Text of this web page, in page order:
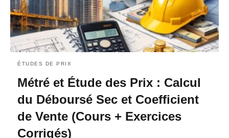
ÉTUDES DE PRIX
Métré et Étude des Prix : Calcul
du Déboursé Sec et Coefficient
de Vente (Cours + Exercices
Corrigés)